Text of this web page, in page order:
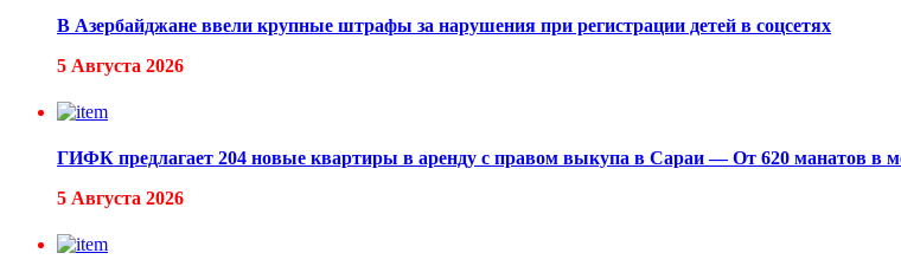
В Азербайджане ввели крупные штрафы за нарушения при регистрации детей в соцсетях
5 Августа 2026
ГИФК предлагает 204 новые квартиры в аренду с правом выкупа в Сараи — От 620 манатов в
5 Августа 2026